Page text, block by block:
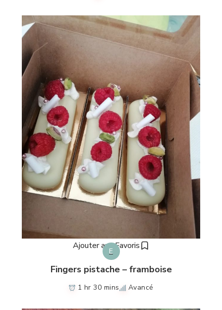
Ajouter aux Favoris
E
Fingers pistache – framboise
1 hr 30 mins Avancé